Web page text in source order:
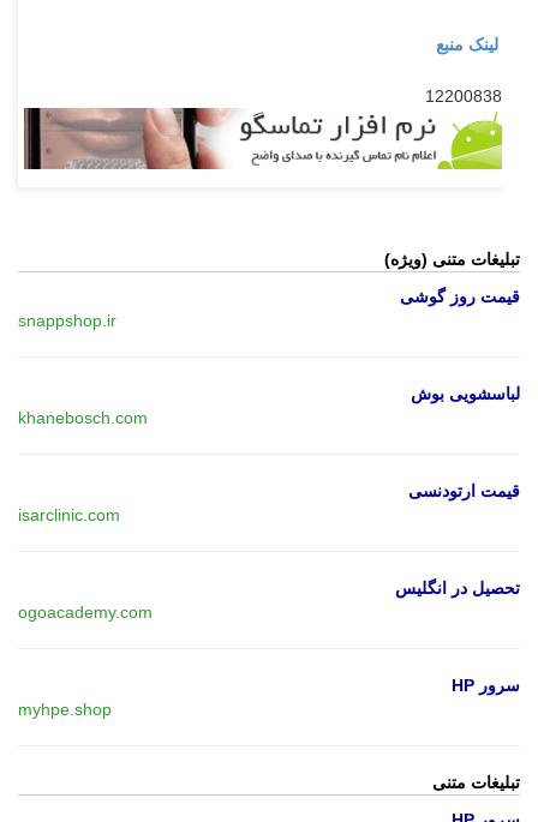
لینک منبع
12200838
تبلیغات متنی (ویژه)
قیمت روز گوشی
snappshop.ir
لباسشویی بوش
khanebosch.com
قیمت ارتودنسی
isarclinic.com
تحصیل در انگلیس
ogoacademy.com
سرور HP
myhpe.shop
تبلیغات متنی